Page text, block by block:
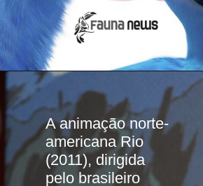
A animação norte-
americana Rio
(2011), dirigida
pelo brasileiro